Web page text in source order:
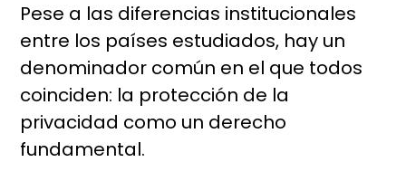
Pese a las diferencias institucionales
entre los países estudiados, hay un
denominador común en el que todos
coinciden: la protección de la
privacidad como un derecho
fundamental.